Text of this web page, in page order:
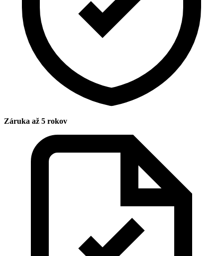
Záruka až 5 rokov